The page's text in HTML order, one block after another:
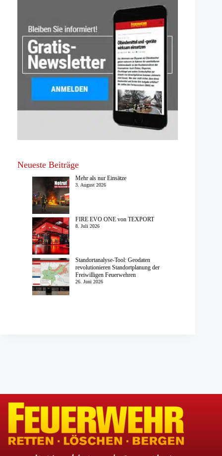
Neueste Beiträge
Mehr als nur Einsätze
3. August 2026
FIRE EVO ONE von TEXPORT
8. Juli 2026
Standortanalyse-Tool: Geodaten
revolutionieren Standortplanung der
Freiwilligen Feuerwehren
26. Juni 2026